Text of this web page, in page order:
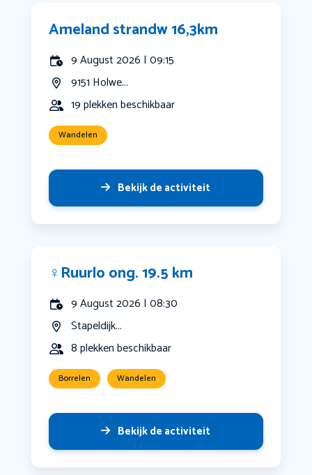
Ameland strandw 16,3km
9 August 2026 | 09:15
9151 Holwe...
19 plekken beschikbaar
Wandelen
Bekijk de activiteit
‍♀️Ruurlo ong. 19.5 km
9 August 2026 | 08:30
Stapeldijk...
8 plekken beschikbaar
Borrelen Wandelen
Bekijk de activiteit